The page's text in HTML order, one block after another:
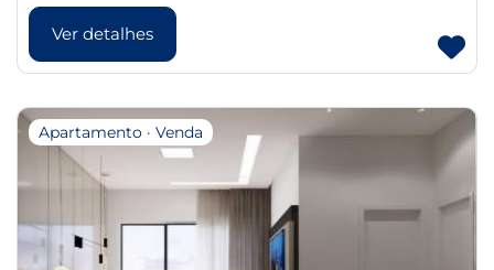
Ver detalhes
Apartamento · Venda